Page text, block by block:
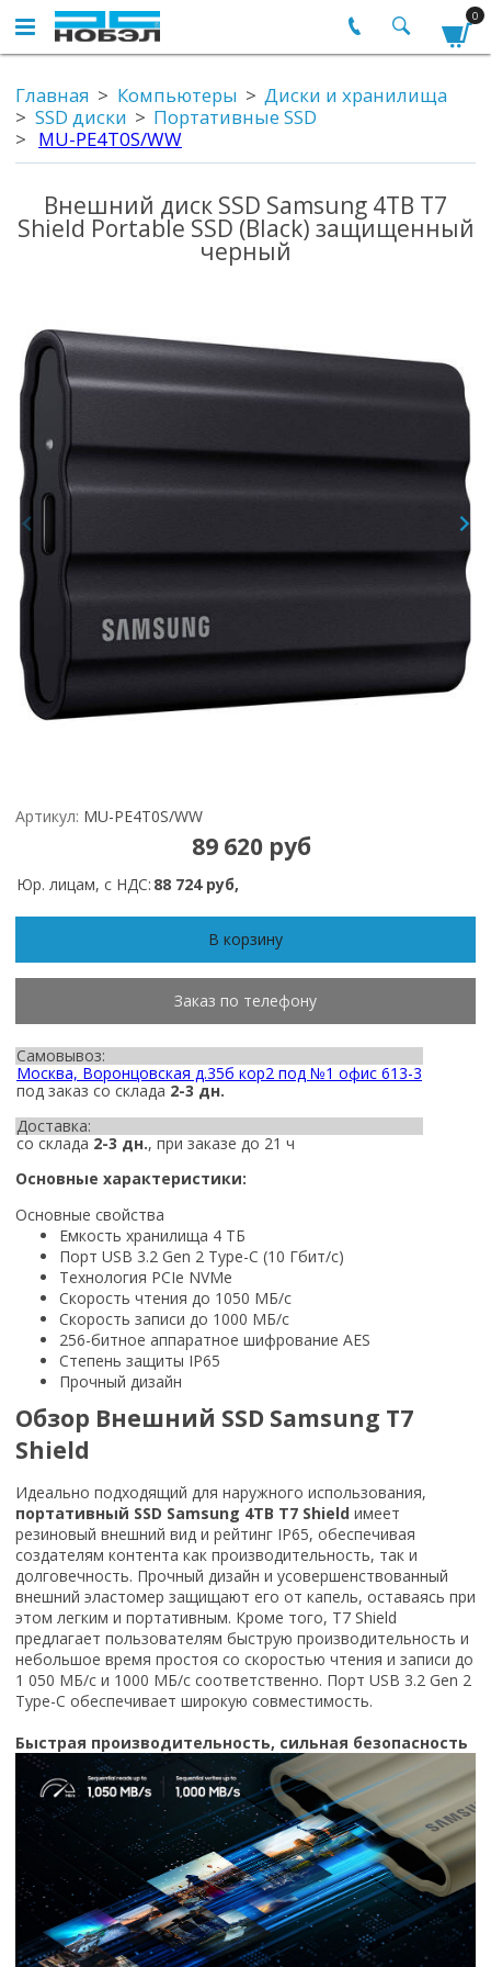
0
Главная Компьютеры
Диски и хранилища
SSD диски
Портативные SSD
MU-PE4T0S/WW
Внешний диск SSD Samsung 4TB T7
Shield Portable SSD (Black) защищенный
черный
Артикул: MU-PE4T0S/WW
89 620 руб
Юр. лицам, с НДС: 88 724 руб,
В корзину
Заказ по телефону
Самовывоз:
Москва, Воронцовская д.35б кор2 под №1 офис 613-3
под заказ со склада 2-3 дн.
Доставка:
со склада 2-3 дн., при заказе до 21 ч
Основные характеристики:
Основные свойства
Емкость хранилища 4 ТБ
Порт USB 3.2 Gen 2 Type-C (10 Гбит/с)
Технология PCIe NVMe
Скорость чтения до 1050 МБ/с
Скорость записи до 1000 МБ/с
256-битное аппаратное шифрование AES
Степень защиты IP65
Прочный дизайн
Обзор Внешний SSD Samsung T7
Shield
Идеально подходящий для наружного использования,
портативный SSD Samsung 4TB T7 Shield имеет
резиновый внешний вид и рейтинг IP65, обеспечивая
создателям контента как производительность, так и
долговечность. Прочный дизайн и усовершенствованный
внешний эластомер защищают его от капель, оставаясь при
этом легким и портативным. Кроме того, T7 Shield
предлагает пользователям быструю производительность и
небольшое время простоя со скоростью чтения и записи до
1 050 МБ/с и 1000 МБ/с соответственно. Порт USB 3.2 Gen 2
Type-C обеспечивает широкую совместимость.
Быстрая производительность, сильная безопасность